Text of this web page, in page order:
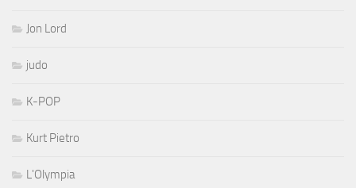
Jon Lord
judo
K-POP
Kurt Pietro
L'Olympia